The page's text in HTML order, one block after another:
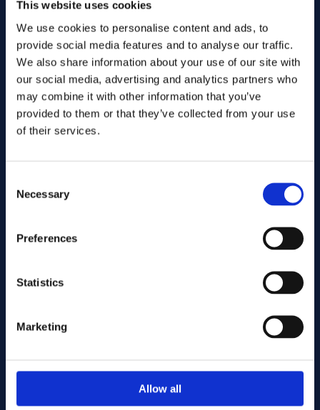
This website uses cookies
We use cookies to personalise content and ads, to
provide social media features and to analyse our traffic.
We also share information about your use of our site with
our social media, advertising and analytics partners who
may combine it with other information that you’ve
provided to them or that they’ve collected from your use
of their services.
Selection
Necessary
Preferences
Statistics
Marketing
Allow all
Twoja wiadomość
Associerade produkter